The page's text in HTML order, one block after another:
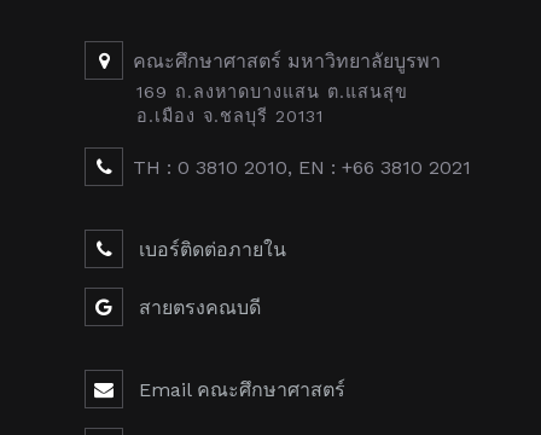
คณะศึกษาศาสตร์ มหาวิทยาลัยบูรพา
169 ถ.ลงหาดบางแสน ต.แสนสุข
อ.เมือง จ.ชลบุรี 20131
TH : 0 3810 2010, EN : +66 3810 2021
เบอร์ติดต่อภายใน
สายตรงคณบดี
Email คณะศึกษาศาสตร์